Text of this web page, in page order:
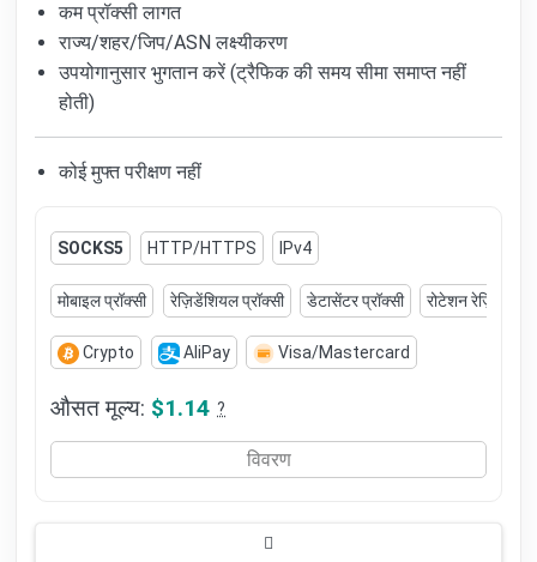
कम प्रॉक्सी लागत
राज्य/शहर/जिप/ASN लक्ष्यीकरण
उपयोगानुसार भुगतान करें (ट्रैफिक की समय सीमा समाप्त नहीं
होती)
कोई मुफ्त परीक्षण नहीं
SOCKS5 HTTP/HTTPS IPv4
मोबाइल प्रॉक्सी रेज़िडेंशियल प्रॉक्सी डेटासेंटर प्रॉक्सी रोटेशन
Crypto AliPay Visa/Mastercard
औसत मूल्य: $1.14 ?
विवरण